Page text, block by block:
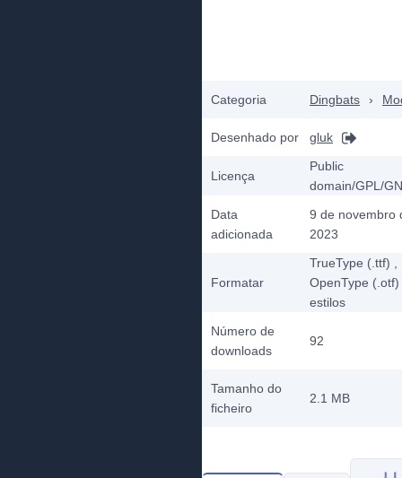
Categoria Dingbats ›
Desenhado por gluk
Licença
Public
domain/GPL/
Data
adicionada
9 de novembro
2023
Formatar
TrueType (.ttf)
OpenType (.otf)
estilos
Número de
downloads
92
Tamanho do
ficheiro
2.1 MB